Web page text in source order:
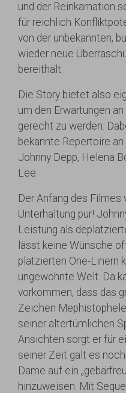
und der Reinkarnation
für reichlich
von der unbekannten,
wieder neue
bereithält.
Die Story bietet also
um den Erwartungen
gerecht zu werden.
bekannte Repertoire
Johnny Depp, Helena
Lee.
Der Anfang des
Unterhaltung pur!
Leistung als
lässt keine Wünsche
platzierten One-Linern
ungewohnte Welt. Da
vorkommen, dass das
Zeichen
seiner altertümlichen
Ansichten sorgt er für
seiner Zeit galt es
Dame auf ein
hinzuweisen. Mit